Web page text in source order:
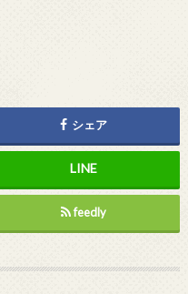
シェア
feedly